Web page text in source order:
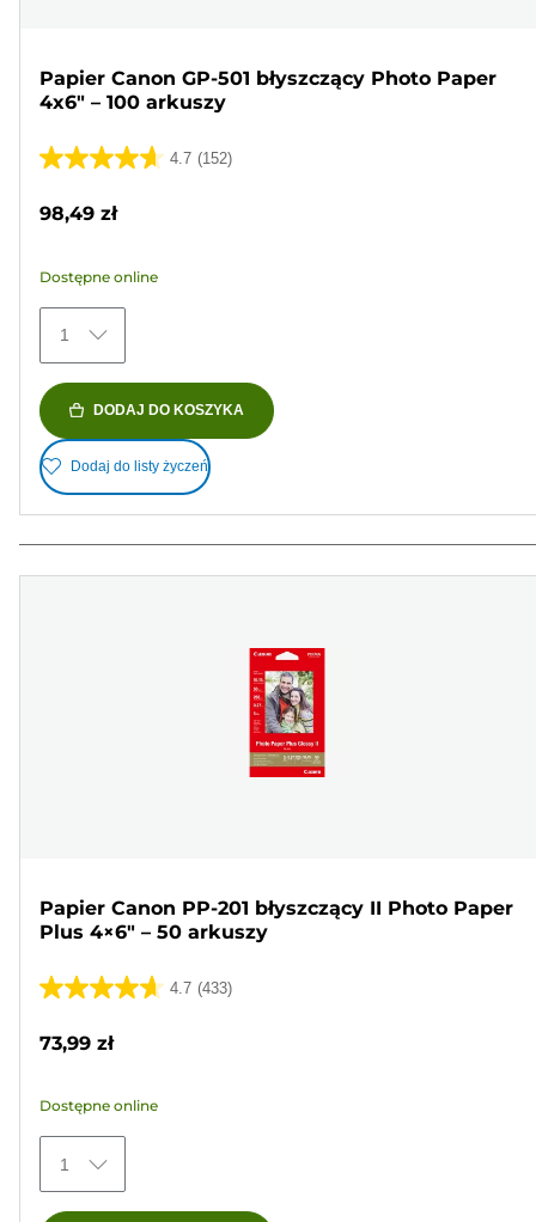
Papier Canon GP-501 błyszczący Photo Paper
4x6" – 100 arkuszy
4.7 (152)
4.7
5
152
Recenzji
98,49 zł
Dostępne online
1
DODAJ DO KOSZYKA
Dodaj do listy życzeń
Papier Canon PP-201 błyszczący II Photo Paper
Plus 4×6" – 50 arkuszy
4.7 (433)
4.7
5
433
Recenzji
73,99 zł
Dostępne online
1